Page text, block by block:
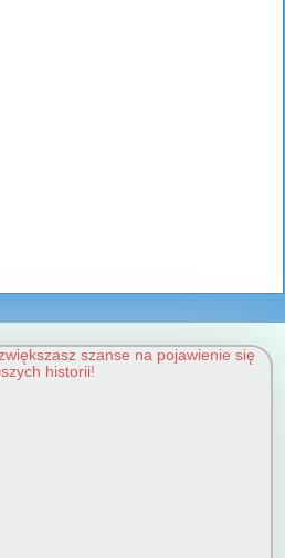
szanse na pojawienie się
historii!